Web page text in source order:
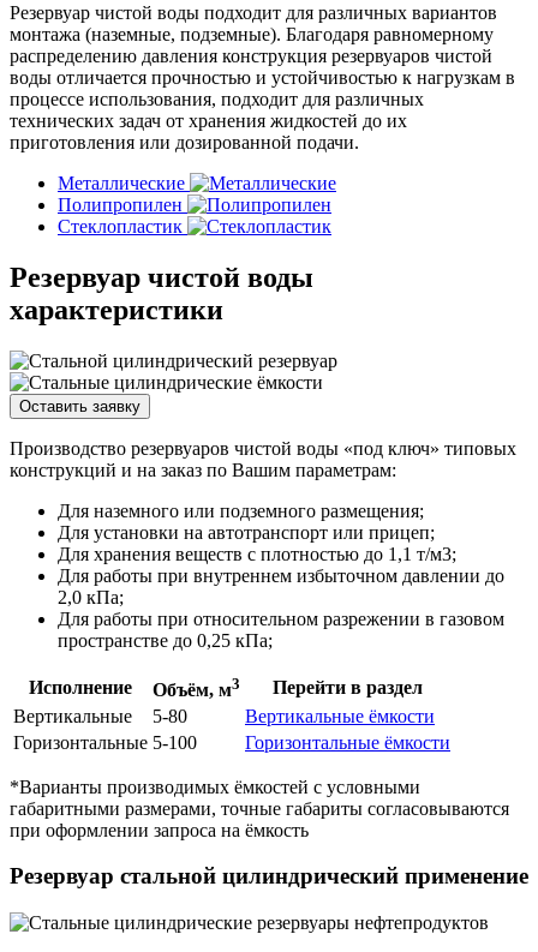
Резервуар чистой воды подходит для различных вариантов
монтажа (наземные, подземные). Благодаря равномерному
распределению давления конструкция резервуаров чистой
воды отличается прочностью и устойчивостью к нагрузкам в
процессе использования, подходит для различных
технических задач от хранения жидкостей до их
приготовления или дозированной подачи.
Металлические
Полипропилен
Стеклопластик
Резервуар чистой воды
характеристики
Оставить заявку
Производство резервуаров чистой воды «под ключ» типовых
конструкций и на заказ по Вашим параметрам:
Для наземного или подземного размещения;
Для установки на автотранспорт или прицеп;
Для хранения веществ с плотностью до 1,1 т/м3;
Для работы при внутреннем избыточном давлении до
2,0 кПа;
Для работы при относительном разрежении в газовом
пространстве до 0,25 кПа;
Исполнение Объём, м3
Перейти в раздел
Вертикальные
5-80
Вертикальные ёмкости
Горизонтальные 5-100 Горизонтальные ёмкости
*Варианты производимых ёмкостей с условными
габаритными размерами, точные габариты согласовываются
при оформлении запроса на ёмкость
Резервуар стальной цилиндрический применение